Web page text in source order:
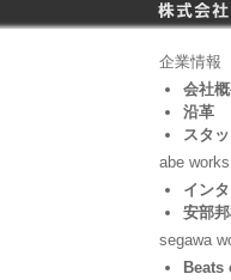
企業情報
会社
沿革
スタ
abe works
イン
安部
segawa
Beats